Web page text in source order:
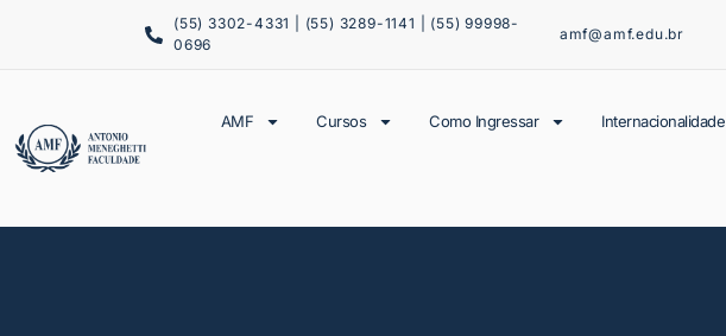
(55) 3302-4331 | (55) 3289-1141 | (55) 99998-
0696
amf@amf.edu.br
AMF Cursos Como Ingressar Internacionalidade